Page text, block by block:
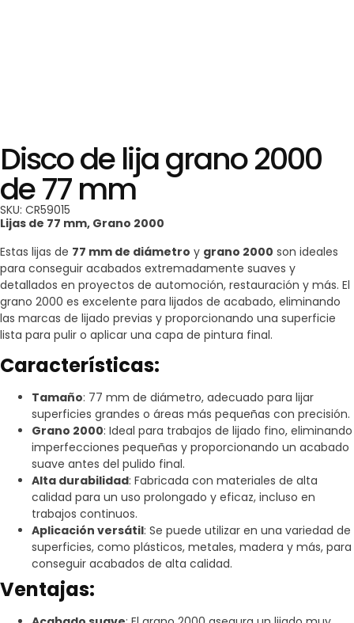
Disco de lija grano 2000
de 77 mm
SKU: CR59015
Lijas de 77 mm, Grano 2000
Estas lijas de 77 mm de diámetro y grano 2000 son ideales
para conseguir acabados extremadamente suaves y
detallados en proyectos de automoción, restauración y más. El
grano 2000 es excelente para lijados de acabado, eliminando
las marcas de lijado previas y proporcionando una superficie
lista para pulir o aplicar una capa de pintura final.
Características:
Tamaño: 77 mm de diámetro, adecuado para lijar
superficies grandes o áreas más pequeñas con precisión.
Grano 2000: Ideal para trabajos de lijado fino, eliminando
imperfecciones pequeñas y proporcionando un acabado
suave antes del pulido final.
Alta durabilidad: Fabricada con materiales de alta
calidad para un uso prolongado y eficaz, incluso en
trabajos continuos.
Aplicación versátil: Se puede utilizar en una variedad de
superficies, como plásticos, metales, madera y más, para
conseguir acabados de alta calidad.
Ventajas: